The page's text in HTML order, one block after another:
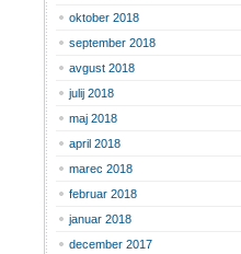
oktober 2018
september 2018
avgust 2018
julij 2018
maj 2018
april 2018
marec 2018
februar 2018
januar 2018
december 2017